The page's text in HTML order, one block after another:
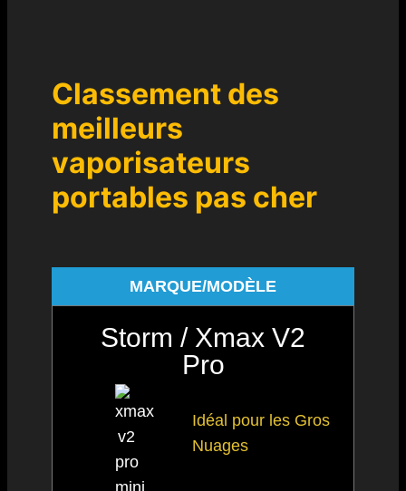
Classement des
meilleurs
vaporisateurs
portables pas cher
MARQUE/MODÈLE
Storm / Xmax V2
Pro
Idéal pour les Gros
Nuages